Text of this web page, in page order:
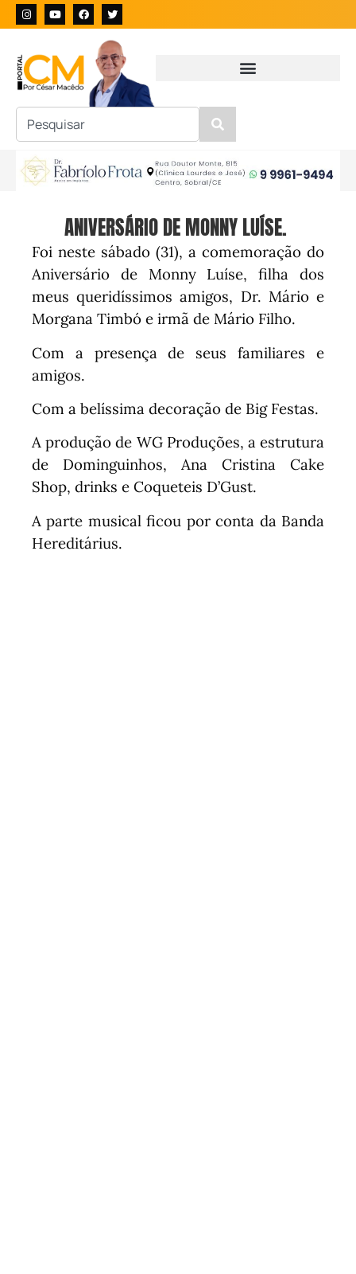
ANIVERSÁRIO DE MONNY LUÍSE.
Foi neste sábado (31), a comemoração do
Aniversário de Monny Luíse, filha dos
meus queridíssimos amigos, Dr. Mário e
Morgana Timbó e irmã de Mário Filho.
Com a presença de seus familiares e
amigos.
Com a belíssima decoração de Big Festas.
A produção de WG Produções, a estrutura
de Dominguinhos, Ana Cristina Cake
Shop, drinks e Coqueteis D’Gust.
A parte musical ficou por conta da Banda
Hereditárius.